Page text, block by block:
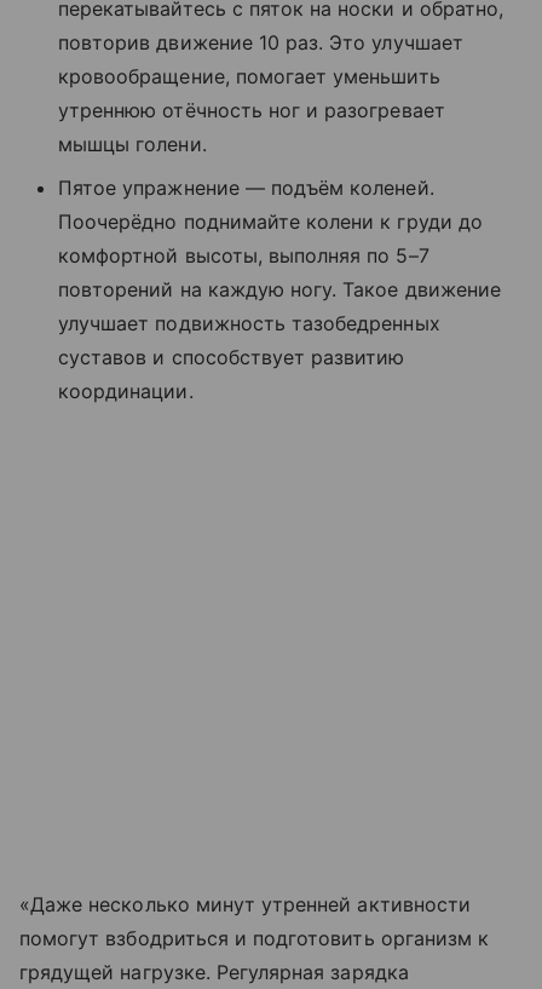
перекатывайтесь с пяток на носки и обратно,
повторив движение 10 раз. Это улучшает
кровообращение, помогает уменьшить
утреннюю отёчность ног и разогревает
мышцы голени.
Пятое упражнение — подъём коленей.
Поочерёдно поднимайте колени к груди до
комфортной высоты, выполняя по 5–7
повторений на каждую ногу. Такое движение
улучшает подвижность тазобедренных
суставов и способствует развитию
координации.
«Даже несколько минут утренней активности
помогут взбодриться и подготовить организм к
грядущей нагрузке. Регулярная зарядка